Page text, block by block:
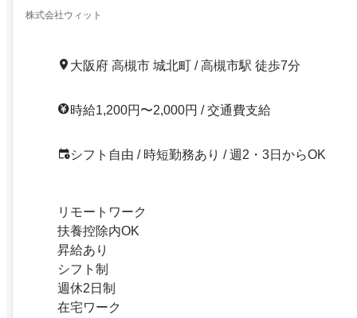
株式会社ウィット
大阪府 高槻市 城北町 / 高槻市駅 徒歩7分
時給1,200円〜2,000円 / 交通費支給
シフト自由 / 時短勤務あり / 週2・3日からOK
リモートワーク
扶養控除内OK
昇給あり
シフト制
週休2日制
在宅ワーク